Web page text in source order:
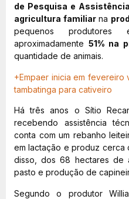
de Pesquisa e
agricultura familiarna
pequenos
aproximadamente 51% na
quantidade de animais.
+Empaer inicia em
tambatinga para cativeiro
Há três anos o Sítio
recebendo assistência
conta com um rebanho
em lactação e produz cerca
disso, dos 68 hectares de
pasto e produção de
Segundo o produtor